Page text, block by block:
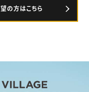
の方はこちら